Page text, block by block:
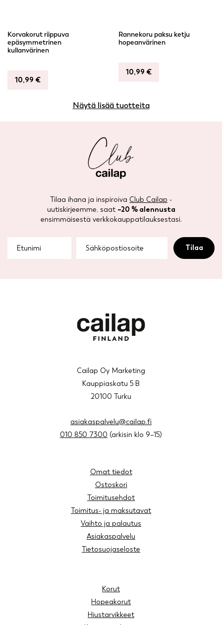
Korvakorut riippuva
epäsymmetrinen
kullanvärinen
10,99 €
Rannekoru paksu ketju
hopeanvärinen
10,99 €
Näytä lisää tuotteita
Tilaa ihana ja inspiroiva Club Cailap -
uutiskirjeemme, saat –20 % alennusta
ensimmäisestä verkkokauppatilauksestasi.
Cailap Oy Marketing
Kauppiaskatu 5 B
20100 Turku
asiakaspalvelu@cailap.fi
010 850 7300 (arkisin klo 9–15)
Omat tiedot
Ostoskori
Toimitusehdot
Toimitus- ja maksutavat
Vaihto ja palautus
Asiakaspalvelu
Tietosuojaseloste
Korut
Hopeakorut
Hiustarvikkeet